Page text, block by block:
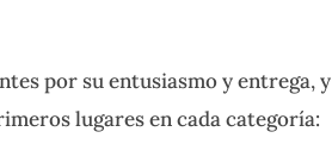
por su entusiasmo y entrega, y
lugares en cada categoría: